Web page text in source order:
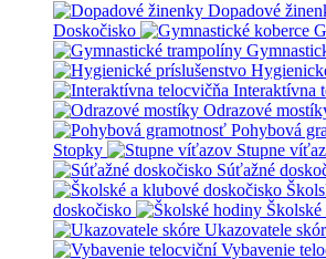
Dopadové
Doskočisko
Interaktívna
Odrazové
Pohybová
Stopky
Stupne
Súťažné
doskočisko
Ukazovatele
Vybavenie